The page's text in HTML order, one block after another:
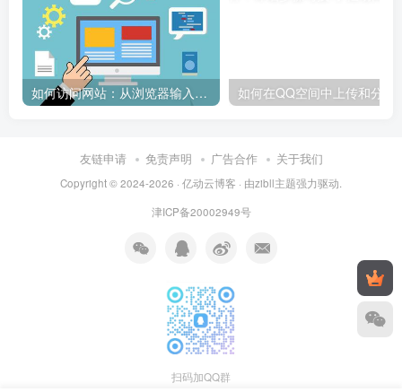
如何访问网站：从浏览器输入到页面加载的完整步骤详解
友链申请 免责声明 广告合作 关于我们
Copyright © 2024-2026 · 亿动云博客 · 由zibll主题强力驱动.
津ICP备20002949号
扫码加QQ群